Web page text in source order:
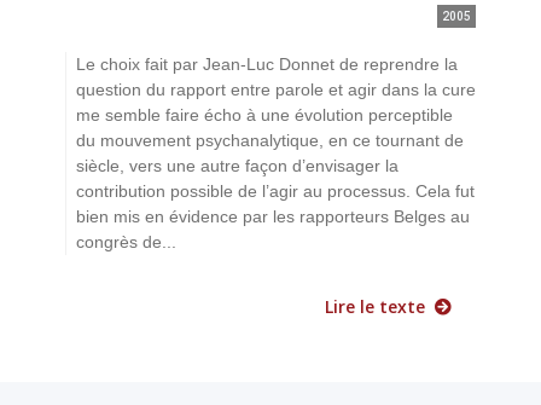
2005
Le choix fait par Jean-Luc Donnet de reprendre la
question du rapport entre parole et agir dans la cure
me semble faire écho à une évolution perceptible
du mouvement psychanalytique, en ce tournant de
siècle, vers une autre façon d’envisager la
contribution possible de l’agir au processus. Cela fut
bien mis en évidence par les rapporteurs Belges au
congrès de...
Lire le texte